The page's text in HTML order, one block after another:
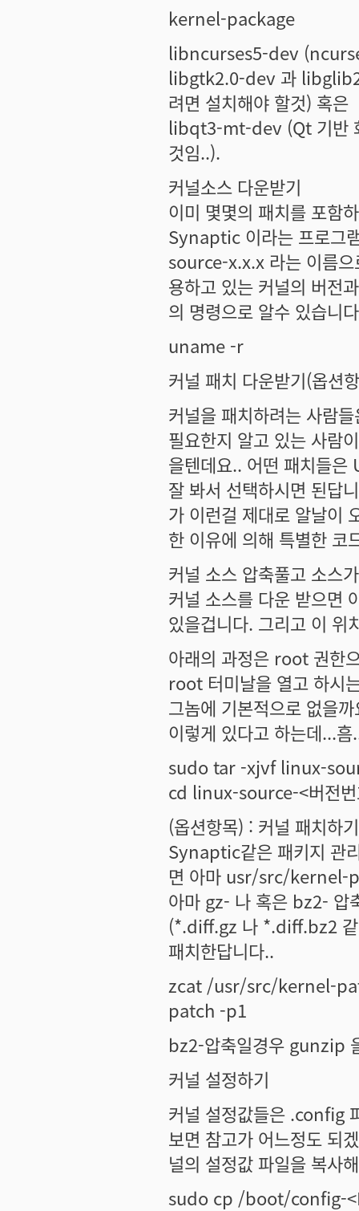
kernel-package
libncurses5-dev
libgtk2.0-dev 과
려면 설치해야 할것) 혹은
libqt3-mt-dev (Qt 기반
것임..).
커널소스 다운받기
이미 몇몇의 패치를 포
Synaptic 이라는 프로그
source-x.x.x 라는 이름으
용하고 있는 커널의 버전
의 명령으로 알수 있습니
uname -r
커널 패치 다운받기(옵션
커널을 패치하려는 사람
필요한지 알고 있는 사람
을텐데요.. 어떤 패치들
잘 봐서 선택하시면 된답
가 이런걸 제대로 알날이
한 이유에 의해 특별한 코
커널 소스 압축풀고 소스
커널 소스를 다운 받으면
있을겁니다. 그리고 이 위
아래의 과정은 root 권한
root 터미날을 열고 하시
그놈에 기본적으로 없을
이렇게 있다고 하는데...흠
sudo tar -xjvf linux-
cd linux-source-<버전
(옵션항목) : 커널 패치하
Synaptic같은 패키지 관
면 아마 usr/src/kernel-
아마 gz- 나 혹은 bz2- 압
(*.diff.gz 나 *.diff.bz2 같
패치한답니다..
zcat /usr/src/kernel-
patch -p1
bz2-압축일경우 gunzip
커널 설정하기
커널 설정값들은 .config
보면 참고가 어느정도 되
널의 설정값 파일을 복사
sudo cp /boot/config-